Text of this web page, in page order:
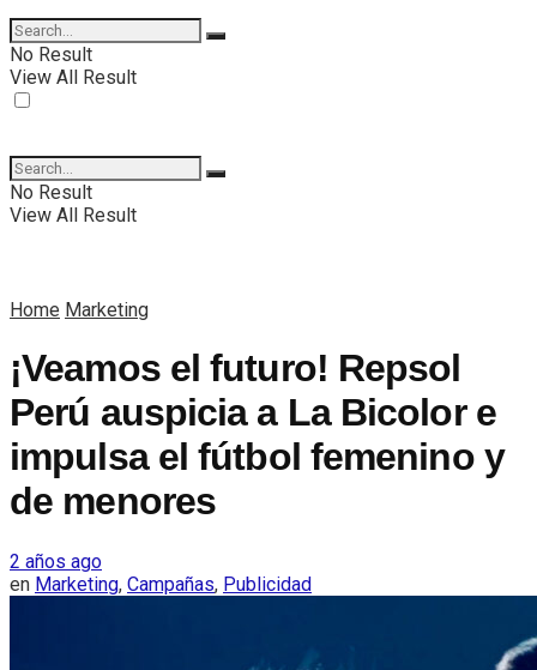
No Result
View All Result
No Result
View All Result
Home Marketing
¡Veamos el futuro! Repsol
Perú auspicia a La Bicolor e
impulsa el fútbol femenino y
de menores
2 años ago
en Marketing, Campañas, Publicidad